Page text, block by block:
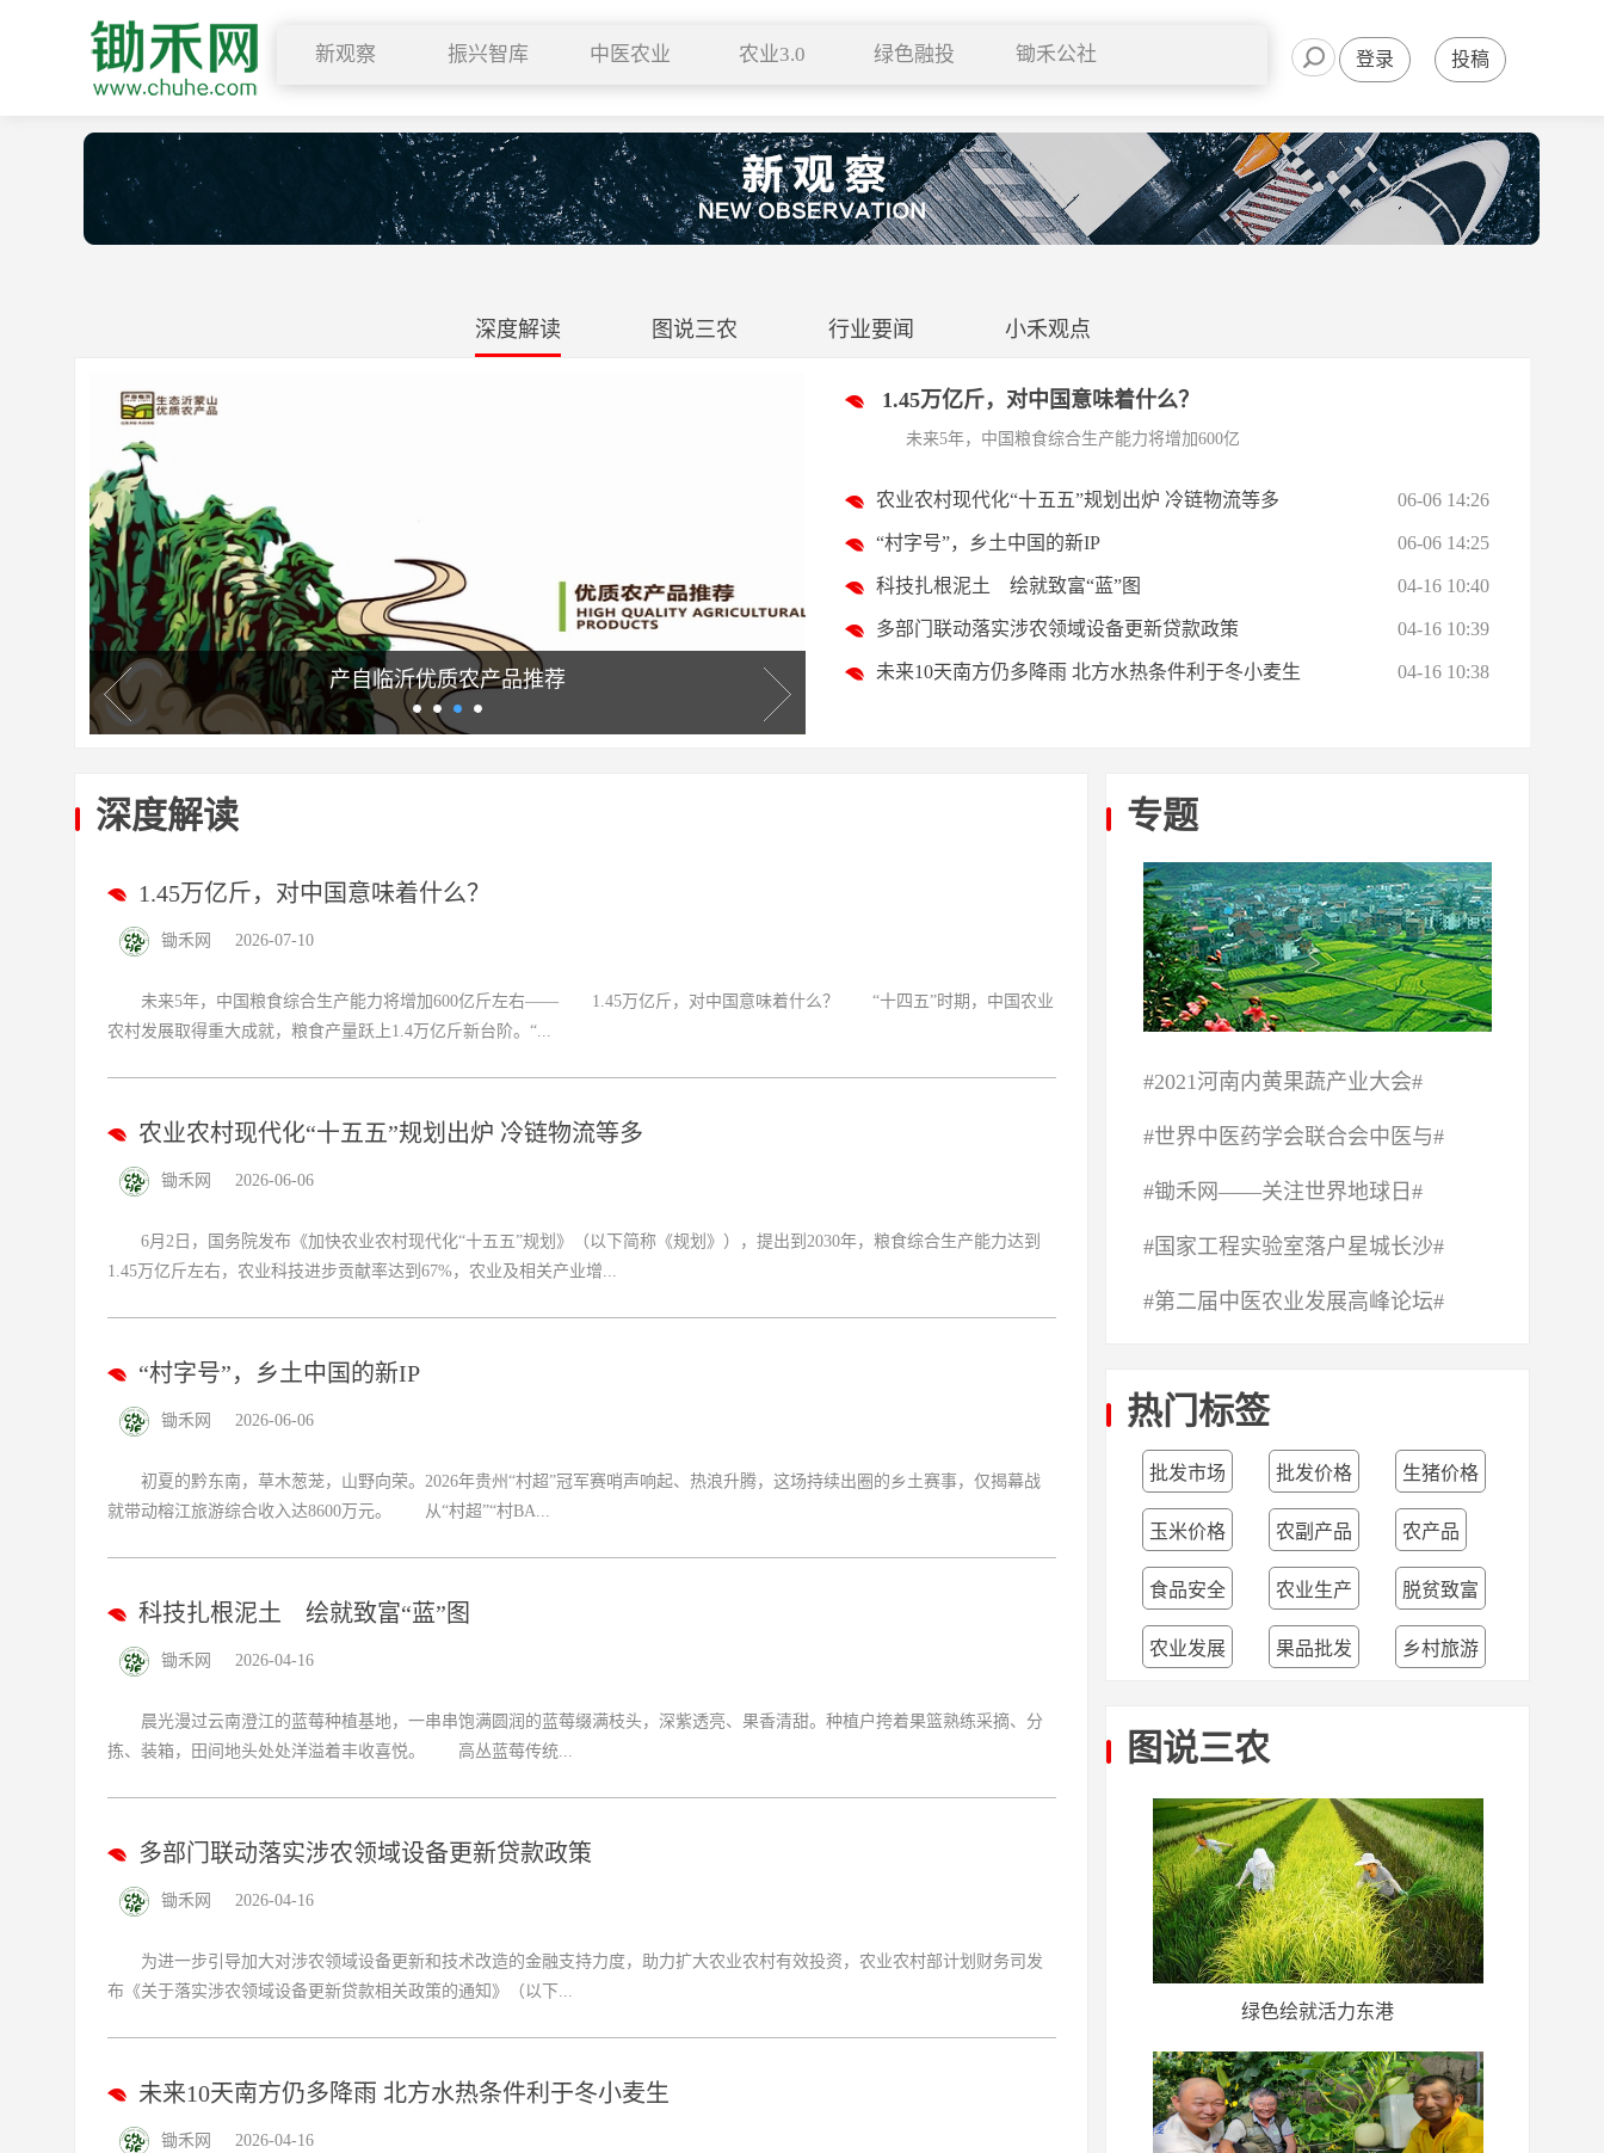
新观察
深度解读
振兴智库
农学院
公开课
中医农业
种养结合
药食同源
农业3.0
中医养生
新农人
绿色融投
田园综合体
科技成果
锄禾公社
采购平台
合作社风采
登录 投稿
深度解读 图说三农 行业要闻 小禾观点
甘南“90后新农人”的返乡致富路
1.45万亿斤，对中国意味着什么？
未来5年，中国粮食综合生产能力将增加600亿
农业农村现代化“十五五”规划出炉 冷链物流等多 06-06 14:26
“村字号”，乡土中国的新IP 06-06 14:25
科技扎根泥土 绘就致富“蓝”图 04-16 10:40
多部门联动落实涉农领域设备更新贷款政策 04-16 10:39
未来10天南方仍多降雨 北方水热条件利于冬小麦生 04-16 10:38
深度解读
1.45万亿斤，对中国意味着什么？
锄禾网 2026-07-10
未来5年，中国粮食综合生产能力将增加600亿斤左右—— 1.45万亿斤，对中国意味着什么？ “十四五”时期，中国农业
农村发展取得重大成就，粮食产量跃上1.4万亿斤新台阶。“...
农业农村现代化“十五五”规划出炉 冷链物流等多
锄禾网 2026-06-06
6月2日，国务院发布《加快农业农村现代化“十五五”规划》（以下简称《规划》），提出到2030年，粮食综合生产能力达到
1.45万亿斤左右，农业科技进步贡献率达到67%，农业及相关产业增...
“村字号”，乡土中国的新IP
锄禾网 2026-06-06
初夏的黔东南，草木葱茏，山野向荣。2026年贵州“村超”冠军赛哨声响起、热浪升腾，这场持续出圈的乡土赛事，仅揭幕战
就带动榕江旅游综合收入达8600万元。 从“村超”“村BA...
科技扎根泥土 绘就致富“蓝”图
锄禾网 2026-04-16
晨光漫过云南澄江的蓝莓种植基地，一串串饱满圆润的蓝莓缀满枝头，深紫透亮、果香清甜。种植户挎着果篮熟练采摘、分
拣、装箱，田间地头处处洋溢着丰收喜悦。 高丛蓝莓传统...
多部门联动落实涉农领域设备更新贷款政策
锄禾网 2026-04-16
为进一步引导加大对涉农领域设备更新和技术改造的金融支持力度，助力扩大农业农村有效投资，农业农村部计划财务司发
布《关于落实涉农领域设备更新贷款相关政策的通知》（以下...
未来10天南方仍多降雨 北方水热条件利于冬小麦生
锄禾网 2026-04-16
专题
#2021河南内黄果蔬产业大会#
#世界中医药学会联合会中医与#
#锄禾网——关注世界地球日#
#国家工程实验室落户星城长沙#
#第二届中医农业发展高峰论坛#
热门标签
批发市场 批发价格 生猪价格
玉米价格 农副产品 农产品
食品安全 农业生产 脱贫致富
农业发展 果品批发 乡村旅游
图说三农
绿色绘就活力东港